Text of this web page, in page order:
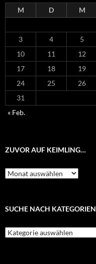
M D M
3
4 5
10
11 12
17
18 19
24
25 26
31
« Feb.
ZUVOR AUF KEIMLING…
Zuvor
auf
SUCHE NACH KATEGORIEN
Suche
nach